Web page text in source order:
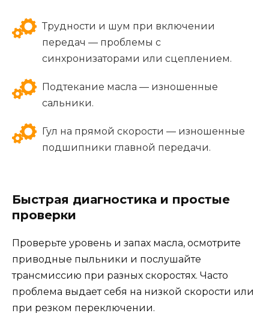
Трудности и шум при включении
передач — проблемы с
синхронизаторами или сцеплением.
Подтекание масла — изношенные
сальники.
Гул на прямой скорости — изношенные
подшипники главной передачи.
Быстрая диагностика и простые
проверки
Проверьте уровень и запах масла, осмотрите
приводные пыльники и послушайте
трансмиссию при разных скоростях. Часто
проблема выдает себя на низкой скорости или
при резком переключении.